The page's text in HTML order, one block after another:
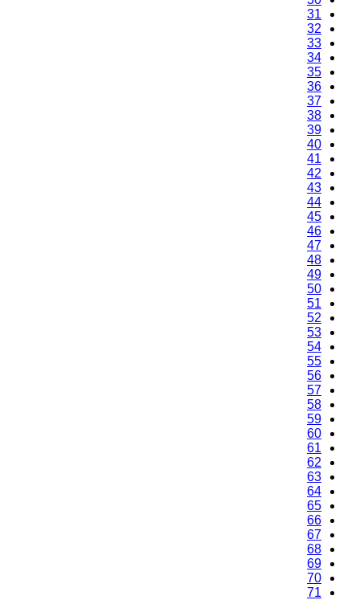
31
32
33
34
35
36
37
38
39
40
41
42
43
44
45
46
47
48
49
50
51
52
53
54
55
56
57
58
59
60
61
62
63
64
65
66
67
68
69
70
71